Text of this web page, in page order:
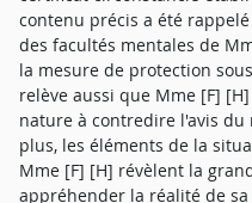
contenu précis a été
des facultés mentales de
la mesure de protection
relève aussi que Mme [F]
nature à contredire l'avis
plus, les éléments de la
Mme [F] [H] révèlent la
appréhender la réalité de